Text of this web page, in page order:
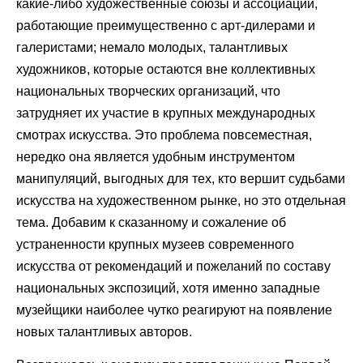
какие-либо художественные союзы и ассоциации,
работающие преимущественно с арт-дилерами и
галеристами; немало молодых, талантливых
художников, которые остаются вне коллективных
национальных творческих организаций, что
затрудняет их участие в крупных международных
смотрах искусства. Это проблема повсеместная,
нередко она является удобным инструментом
манипуляций, выгодных для тех, кто вершит судьбами
искусства на художественном рынке, но это отдельная
тема. Добавим к сказанному и сожаление об
устраненности крупных музеев современного
искусства от рекомендаций и пожеланий по составу
национальных экспозиций, хотя именно западные
музейщики наиболее чутко реагируют на появление
новых талантливых авторов.